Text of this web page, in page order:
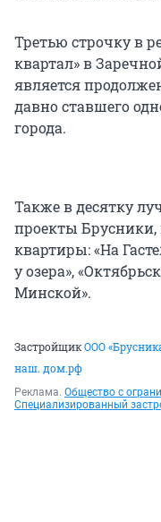
Третью строчку в
квартал» в
является
давно ставшего
города.
Также в десятку
проекты Брусники,
квартиры: «На
у озера»,
Минской».
ЗастройщикООО
наш. дом.рф
Реклама. Общество с
Специализированный